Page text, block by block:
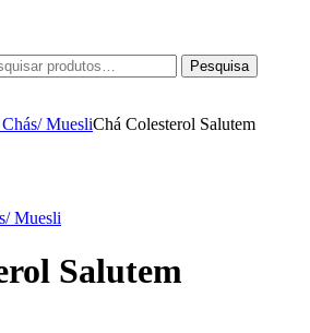
Pesquisa
MuesliChá Colesterol Salutem
Muesli
Salutem